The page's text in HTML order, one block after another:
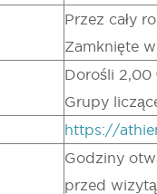
Przez cały
Zamknięte
Dorośli 2,00
Grupy
https://
Godziny
przed